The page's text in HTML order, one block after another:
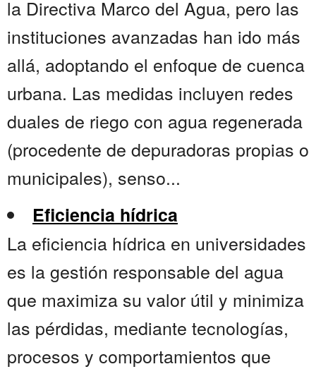
la Directiva Marco del Agua, pero las
instituciones avanzadas han ido más
allá, adoptando el enfoque de cuenca
urbana. Las medidas incluyen redes
duales de riego con agua regenerada
(procedente de depuradoras propias o
municipales), senso...
Eficiencia hídrica
La eficiencia hídrica en universidades
es la gestión responsable del agua
que maximiza su valor útil y minimiza
las pérdidas, mediante tecnologías,
procesos y comportamientos que